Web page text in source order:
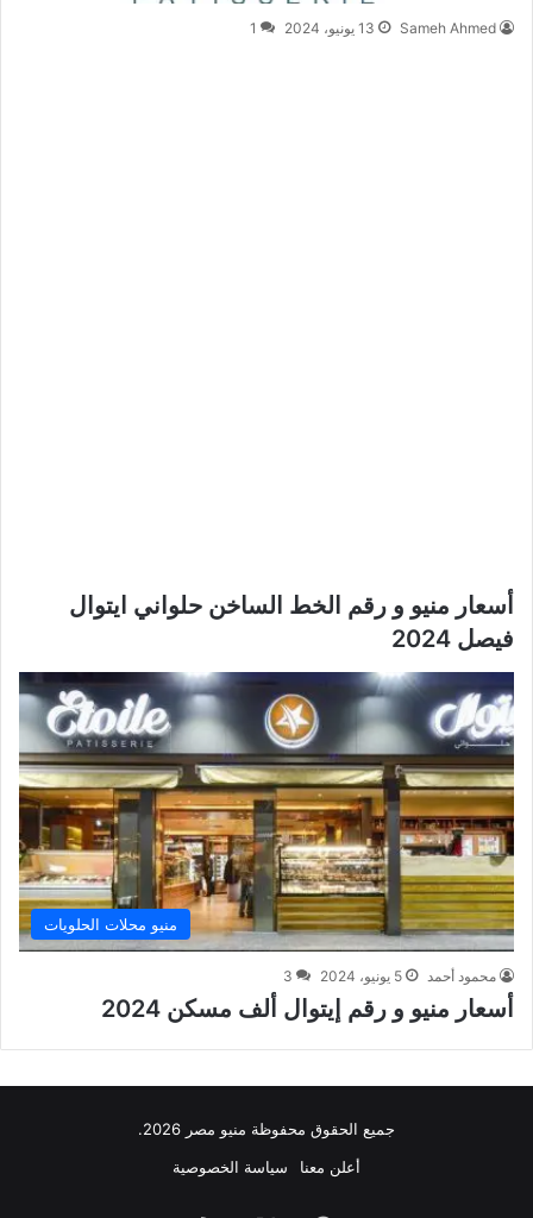
Sameh Ahmed 13 يونيو، 2024 1
أسعار منيو و رقم الخط الساخن حلواني ايتوال
فيصل 2024
منيو محلات الحلويات
محمود أحمد 5 يونيو، 2024 3
أسعار منيو و رقم إيتوال ألف مسكن 2024
جميع الحقوق محفوظة منيو مصر 2026.
أعلن معنا
سياسة الخصوصية